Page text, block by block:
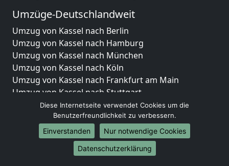
Umzüge-Deutschlandweit
Umzug von Kassel nach Berlin
Umzug von Kassel nach Hamburg
Umzug von Kassel nach München
Umzug von Kassel nach Köln
Umzug von Kassel nach Frankfurt am Main
Umzug von Kassel nach Stuttgart
Umzug von Kassel nach Düsseldorf
Umzug von Kassel nach Leipzig
Umzug von Kassel nach Dortmund
Umzug von Kassel nach Essen
Umzug von Kassel nach Bremen
Diese Internetseite verwendet Cookies um die
Benutzerfreundlichkeit zu verbessern.
Einverstanden
Nur notwendige Cookies
Datenschutzerklärung